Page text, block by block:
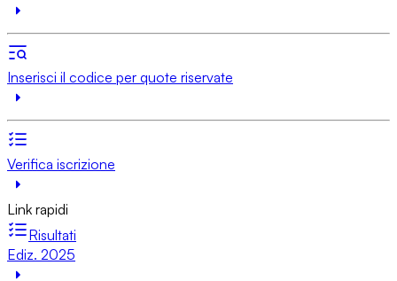
Inserisci il codice per quote riservate
Verifica iscrizione
Link rapidi
Risultati
Ediz. 2025